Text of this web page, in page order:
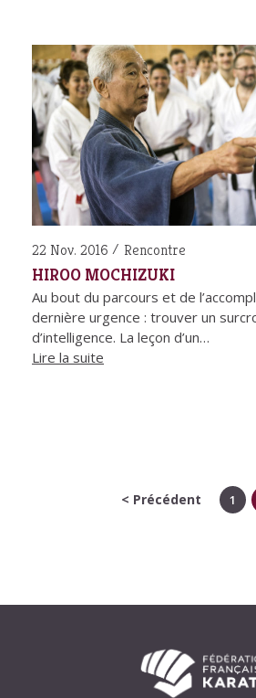
22 Nov. 2016 Rencontre
HIROO MOCHIZUKI
Au bout du parcours et de
dernière urgence : trouver un
d’intelligence. La leçon d’un…
Lire la suite
< Précédent 1